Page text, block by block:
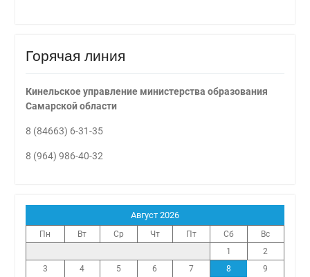
Горячая линия
Кинельское управление министерства образования
Самарской области
8 (84663) 6-31-35
8 (964) 986-40-32
Август 2026
Пн Вт Ср Чт Пт Сб
Вс
1
2
3
4 5 6 7 8
9